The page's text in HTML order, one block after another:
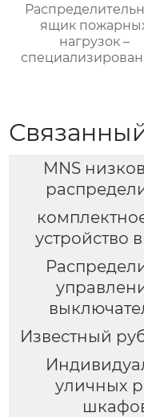
ящик
нагрузок –
MNS
устройство
Известный
уличных